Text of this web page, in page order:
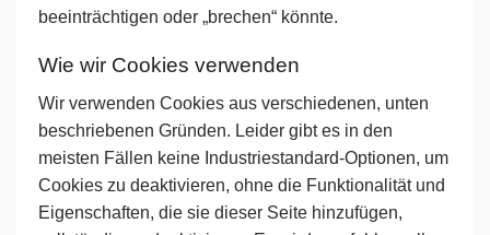
beeinträchtigen oder „brechen“ könnte.
Wie wir Cookies verwenden
Wir verwenden Cookies aus verschiedenen, unten
beschriebenen Gründen. Leider gibt es in den
meisten Fällen keine Industriestandard-Optionen, um
Cookies zu deaktivieren, ohne die Funktionalität und
Eigenschaften, die sie dieser Seite hinzufügen,